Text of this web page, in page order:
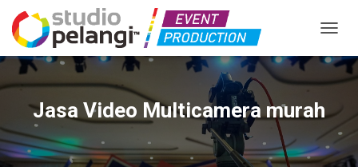
Jasa Video Multicamera murah